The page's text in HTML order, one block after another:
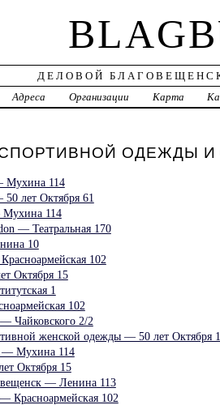
ДЕЛОВОЙ
Адреса
Организации Карта
ОДЕЖДЫ И
Мухина 114
лет Октября 61
114
— Театральная 170
10
102
Октября 15
1
102
Чайковского 2/2
женской одежды — 50 лет Октября
Мухина 114
Октября 15
— Ленина 113
Красноармейская 102